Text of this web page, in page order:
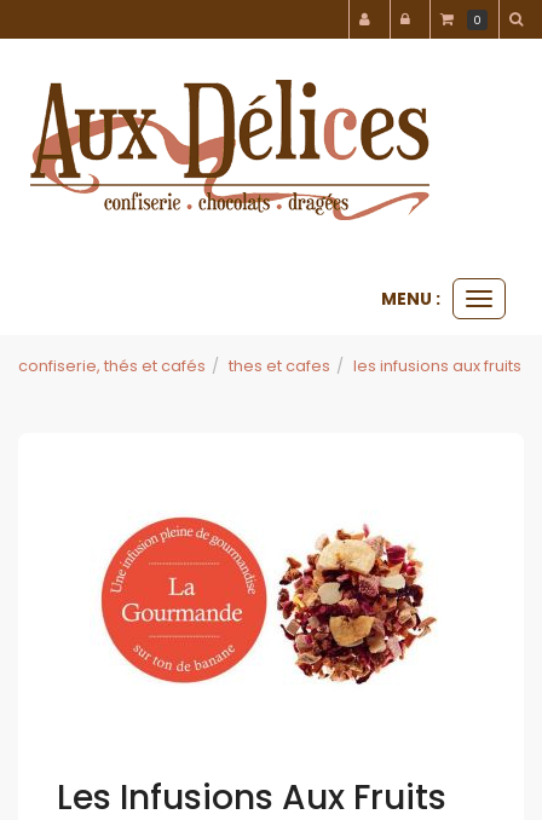
Ouvrir
le
menu
MENU :
confiserie, thés et cafés thes et cafes les infusions aux fruits
Les Infusions Aux Fruits
0